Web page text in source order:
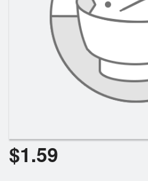
$1.59